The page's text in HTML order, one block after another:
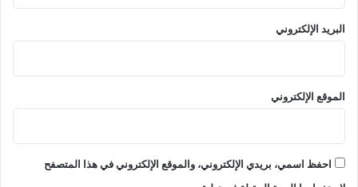
البريد الإلكتروني
الموقع الإلكتروني
احفظ اسمي، بريدي الإلكتروني، والموقع الإلكتروني في هذا المتصفح